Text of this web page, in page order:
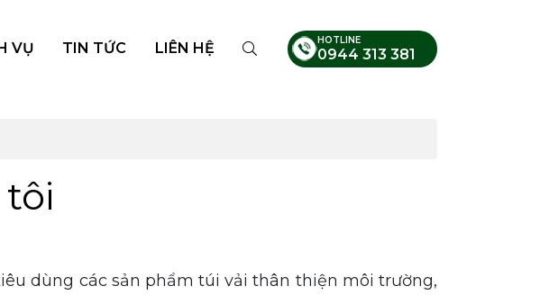
VỤ TIN TỨC LIÊN HỆ HOTLINE
0944 313 381
dùng các sản phẩm túi vải thân thiện môi trường,